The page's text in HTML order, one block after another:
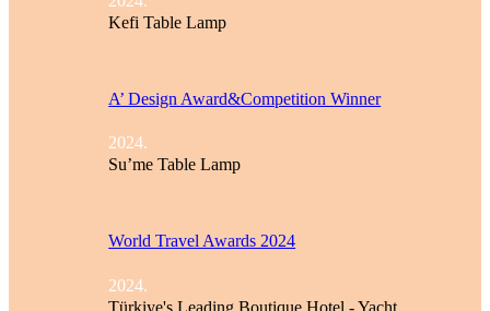
Kefi Table Lamp
A’ Design Award&Competition Winner
2024.
Su’me Table Lamp
World Travel Awards 2024
2024.
Türkiye's Leading Boutique Hotel - Yacht